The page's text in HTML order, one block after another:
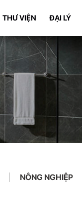
THƯ VIỆN ĐẠI LÝ
NÔNG NGHIỆP